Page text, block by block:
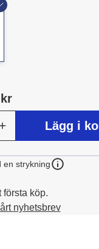
Lägg i
en strykning
första köp.
nyhetsbrev